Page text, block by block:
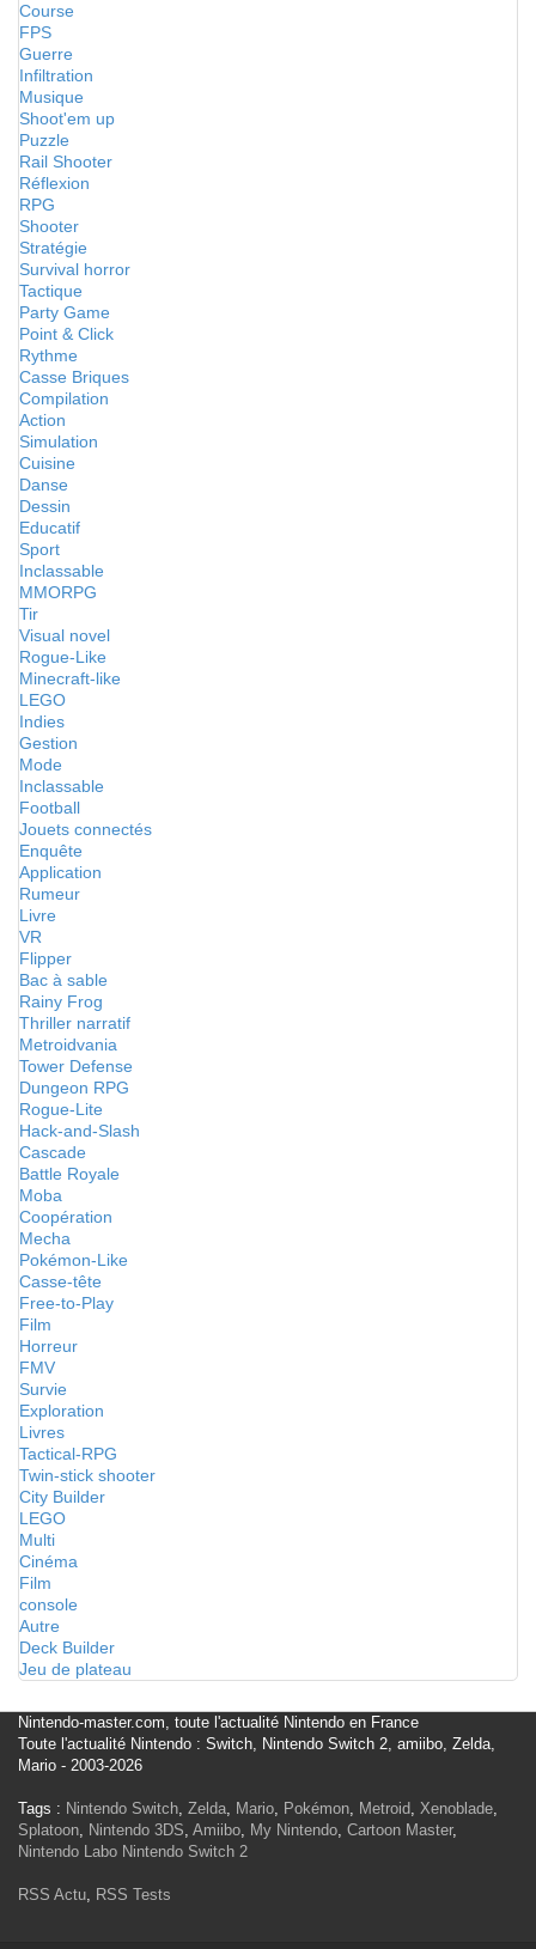
Course
FPS
Guerre
Infiltration
Musique
Shoot'em up
Puzzle
Rail Shooter
Réflexion
RPG
Shooter
Stratégie
Survival horror
Tactique
Party Game
Point & Click
Rythme
Casse Briques
Compilation
Action
Simulation
Cuisine
Danse
Dessin
Educatif
Sport
Inclassable
MMORPG
Tir
Visual novel
Rogue-Like
Minecraft-like
LEGO
Indies
Gestion
Mode
Inclassable
Football
Jouets connectés
Enquête
Application
Rumeur
Livre
VR
Flipper
Bac à sable
Rainy Frog
Thriller narratif
Metroidvania
Tower Defense
Dungeon RPG
Rogue-Lite
Hack-and-Slash
Cascade
Battle Royale
Moba
Coopération
Mecha
Pokémon-Like
Casse-tête
Free-to-Play
Film
Horreur
FMV
Survie
Exploration
Livres
Tactical-RPG
Twin-stick shooter
City Builder
LEGO
Multi
Cinéma
Film
console
Autre
Deck Builder
Jeu de plateau
Nintendo-master.com, toute l'actualité Nintendo en France
Toute l'actualité Nintendo : Switch, Nintendo Switch 2, amiibo, Zelda,
Mario - 2003-2026
Tags : Nintendo Switch, Zelda, Mario, Pokémon, Metroid, Xenoblade,
Splatoon, Nintendo 3DS, Amiibo, My Nintendo, Cartoon Master,
Nintendo Labo Nintendo Switch 2
RSS Actu, RSS Tests